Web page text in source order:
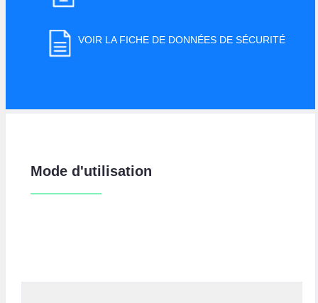
VOIR LA FICHE DE DONNÉES DE SÉCURITÉ
Mode d'utilisation